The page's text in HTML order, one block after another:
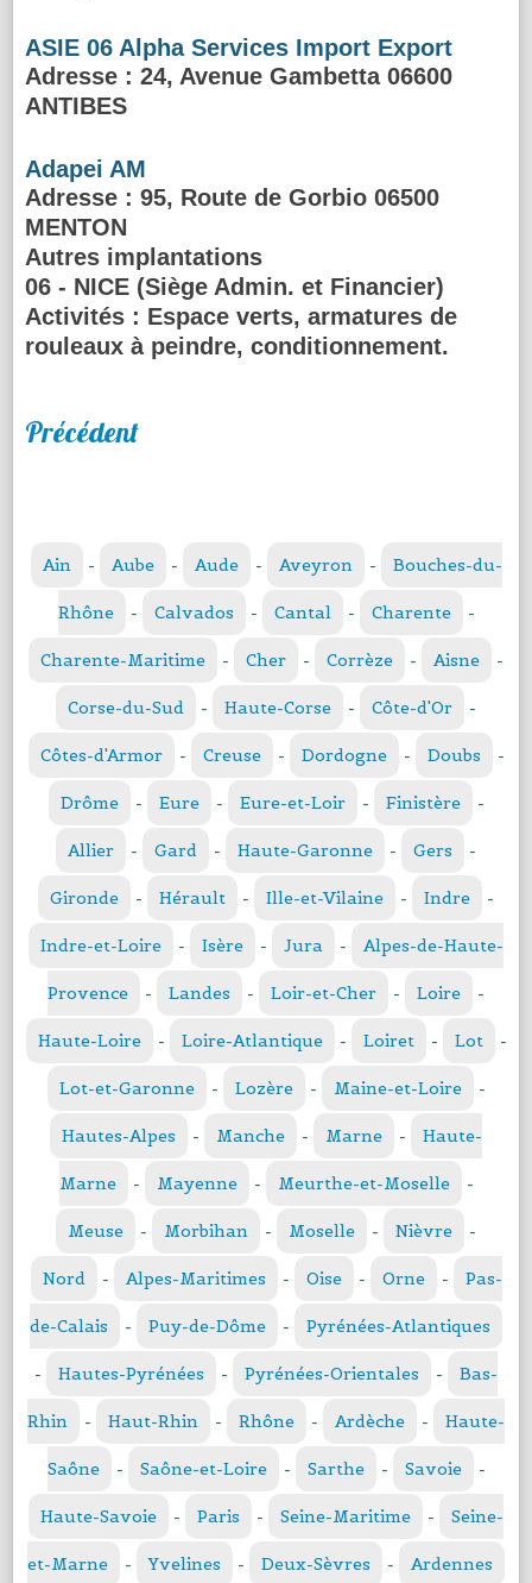
ASIE 06 Alpha Services Import Export
Adresse : 24, Avenue Gambetta 06600
ANTIBES
Adapei AM
Adresse : 95, Route de Gorbio 06500
MENTON
Autres implantations
06 - NICE (Siège Admin. et Financier)
Activités : Espace verts, armatures de
rouleaux à peindre, conditionnement.
Précédent
Ain - Aube - Aude - Aveyron - Bouches-du-
Rhône - Calvados - Cantal - Charente -
Charente-Maritime - Cher - Corrèze - Aisne -
Corse-du-Sud - Haute-Corse - Côte-d'Or -
Côtes-d'Armor - Creuse - Dordogne - Doubs -
Drôme - Eure - Eure-et-Loir - Finistère -
Allier - Gard - Haute-Garonne - Gers -
Gironde - Hérault - Ille-et-Vilaine - Indre -
Indre-et-Loire - Isère - Jura - Alpes-de-Haute-
Provence - Landes - Loir-et-Cher - Loire -
Haute-Loire - Loire-Atlantique - Loiret - Lot -
Lot-et-Garonne - Lozère - Maine-et-Loire -
Hautes-Alpes - Manche - Marne - Haute-
Marne - Mayenne - Meurthe-et-Moselle -
Meuse - Morbihan - Moselle - Nièvre -
Nord - Alpes-Maritimes - Oise - Orne - Pas-
de-Calais - Puy-de-Dôme - Pyrénées-Atlantiques
- Hautes-Pyrénées - Pyrénées-Orientales - Bas-
Rhin - Haut-Rhin - Rhône - Ardèche - Haute-
Saône - Saône-et-Loire - Sarthe - Savoie -
Haute-Savoie - Paris - Seine-Maritime - Seine-
et-Marne - Yvelines - Deux-Sèvres - Ardennes